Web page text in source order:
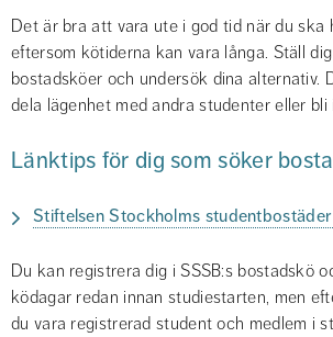
Det är bra att vara ute i god tid när du ska
eftersom kötiderna kan vara långa. Ställ
bostadsköer och undersök dina alternativ.
dela lägenhet med andra studenter eller bli
Länktips för dig som söker
Stiftelsen Stockholms
Du kan registrera dig i SSSB:s bostadskö
ködagar redan innan studiestarten, men
du vara registrerad student och medlem i